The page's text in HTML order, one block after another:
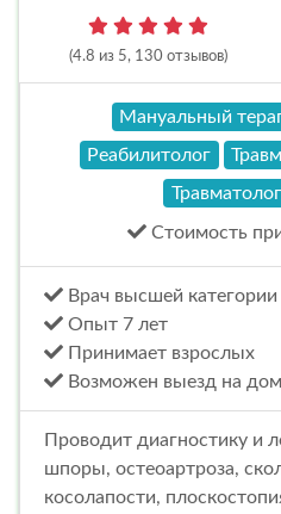
(4.8 из 5, 130 отзывов)
Мануальный
Реабилитолог
Стоимость
Врач высшей категории
Опыт 7 лет
Принимает взрослых
Возможен выезд на дом
Проводит диагностику и
шпоры, остеоартроза,
косолапости,